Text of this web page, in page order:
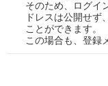
そのため、ログイ
ドレスは公開せず
ことができます。
この場合も、登録